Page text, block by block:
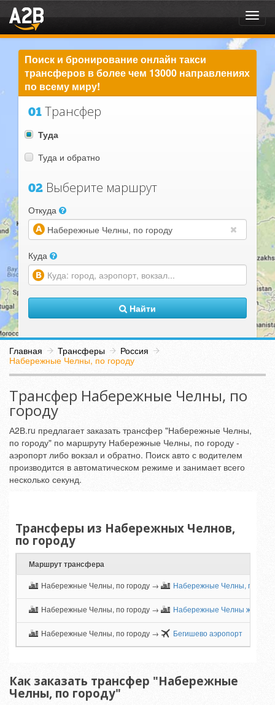
Поиск и бронирование онлайн такси
трансферов в более чем 13000 направлениях
по всему миру!
01 Трансфер
Туда
Туда и обратно
02 Выберите маршрут
Откуда
Куда
Найти
Главная Трансферы
Россия
Набережные Челны, по городу
Трансфер Набережные Челны, по
городу
А2В.ru предлагает заказать трансфер "Набережные Челны,
по городу" по маршруту Набережные Челны, по городу -
аэропорт либо вокзал и обратно. Поиск авто с водителем
производится в автоматическом режиме и занимает всего
несколько секунд.
Трансферы из Набережных Челнов,
по городу
Маршрут трансфера
Набережные Челны, по городу → Набережные Челны, по
Набережные Челны, по городу → Набережные Челны ж/д
Набережные Челны, по городу → Бегишево аэропорт
Как заказать трансфер "Набережные
Челны, по городу"